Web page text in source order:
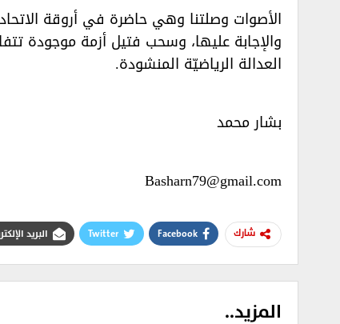
الأصوات وصلتنا وهي حاضرة في أروقة
والإجابة عليها، وسحب فتيل أزمة موجودة
العدالة الرياضيّة المنشودة.‏
بشار محمد‏
Basharn79@gmail.com‏
شارك Facebook
Twitter البريد
المزيد..